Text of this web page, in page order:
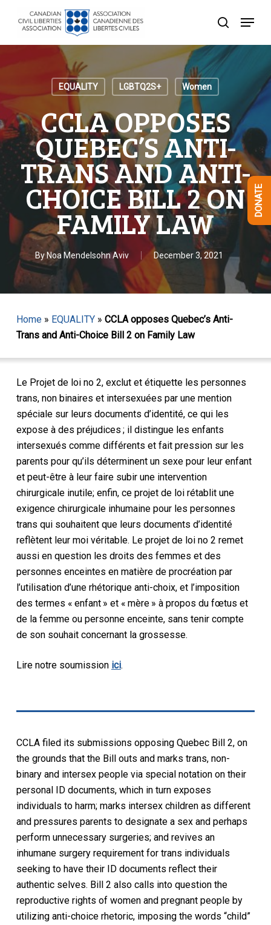
search
Menu
EQUALITY LGBTQ2S+ Women
CCLA OPPOSES
QUEBEC’S ANTI-
TRANS AND ANTI-
CHOICE BILL 2 ON
FAMILY LAW
By Noa Mendelsohn Aviv December 3, 2021
Home» EQUALITY» CCLA opposes Quebec’s Anti-
Trans and Anti-Choice Bill 2 on Family Law
Le Projet de loi no 2, exclut et étiquette les personnes
trans, non binaires et intersexuées par une mention
spéciale sur leurs documents d’identité, ce qui les
expose à des préjudices ; il distingue les enfants
intersexués comme différents et fait pression sur les
parents pour qu’ils déterminent un sexe pour leur enfant
et peut-être à leur faire subir une intervention
chirurgicale inutile; enfin, ce projet de loi rétablit une
exigence chirurgicale inhumaine pour les personnes
trans qui souhaitent que leurs documents d’identité
reflètent leur moi véritable. Le projet de loi no 2 remet
aussi en question les droits des femmes et des
personnes enceintes en matière de procréation par
l’utilisation d’une rhétorique anti-choix, et l’imposition
des termes « enfant » et « mère » à propos du fœtus et
de la femme ou personne enceinte, sans tenir compte
de son souhait concernant la grossesse.
Lire notre soumission ici.
CCLA filed its submissions opposing Quebec Bill 2, on
the grounds that the Bill outs and marks trans, non-
binary and intersex people via special notation on their
personal ID documents, which in turn exposes
individuals to harm; marks intersex children as different
and pressures parents to designate a sex and perhaps
perform unnecessary surgeries; and revives an
inhumane surgery requirement for trans individuals
seeking to have their ID documents reflect their
authentic selves. Bill 2 also calls into question the
reproductive rights of women and pregnant people by
utilizing anti-choice rhetoric, imposing the words “child”
DONATE